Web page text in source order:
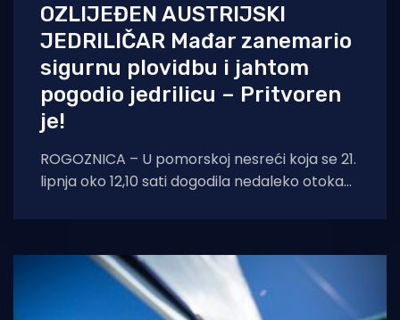
OZLIJEĐEN AUSTRIJSKI
JEDRILIČAR Mađar zanemario
sigurnu plovidbu i jahtom
pogodio jedrilicu – Pritvoren
je!
ROGOZNICA – U pomorskoj nesreći koja se 21.
lipnja oko 12,10 sati dogodila nedaleko otoka